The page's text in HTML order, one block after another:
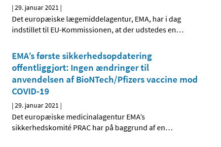
|29. januar 2021 |
Det europæiske lægemiddelagentur, EMA, har i dag
indstillet til EU-Kommissionen, at der udstedes en…
EMA’s første sikkerhedsopdatering
offentliggjort: Ingen ændringer til
anvendelsen af BioNTech/Pfizers vaccine mod
COVID-19
|29. januar 2021 |
Det europæiske medicinalagentur EMA’s
sikkerhedskomité PRAC har på baggrund af en…